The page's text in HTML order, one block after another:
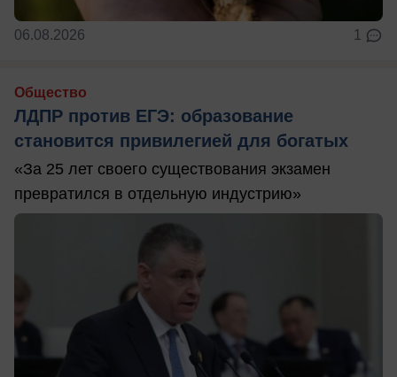
06.08.2026 1
Общество
ЛДПР против ЕГЭ: образование
становится привилегией для богатых
«За 25 лет своего существования экзамен
превратился в отдельную индустрию»